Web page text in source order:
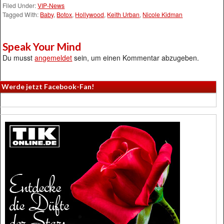
Filed Under:VIP-News
Tagged With: Baby, Botox, Hollywood, Keith Urban, Nicole Kidman
Speak Your Mind
Du musstangemeldet sein, um einen Kommentar abzugeben.
Werde jetzt Facebook-Fan!